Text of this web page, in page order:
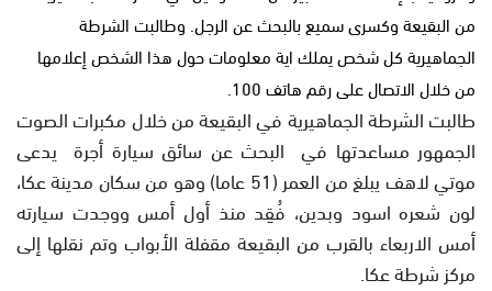
من البقيعة وكسرى سميع بالبحث عن الرجل. وطالبت الشرطة
الجماهيرية كل شخص يملك اية معلومات حول هذا الشخص إعلامها
من خلال الاتصال على رقم هاتف 100.
طالبت الشرطة الجماهيرية في البقيعة من خلال مكبرات الصوت
الجمهور مساعدتها في البحث عن سائق سيارة أجرة يدعى
موتي لاهف يبلغ من العمر (51 عاما) وهو من سكان مدينة عكا،
لون شعره اسود وبدين، فُقِد منذ أول أمس ووجدت سيارته
أمس الاربعاء بالقرب من البقيعة مقفلة الأبواب وتم نقلها إلى
مركز شرطة عكا.